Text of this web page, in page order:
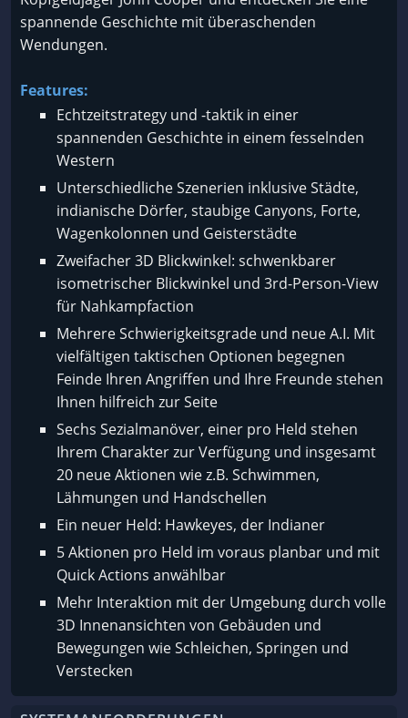
spannende Geschichte mit überaschenden
Wendungen.
Features:
Echtzeitstrategy und -taktik in einer
spannenden Geschichte in einem fesselnden
Western
Unterschiedliche Szenerien inklusive Städte,
indianische Dörfer, staubige Canyons, Forte,
Wagenkolonnen und Geisterstädte
Zweifacher 3D Blickwinkel: schwenkbarer
isometrischer Blickwinkel und 3rd-Person-View
für Nahkampfaction
Mehrere Schwierigkeitsgrade und neue A.I. Mit
vielfältigen taktischen Optionen begegnen
Feinde Ihren Angriffen und Ihre Freunde stehen
Ihnen hilfreich zur Seite
Sechs Sezialmanöver, einer pro Held stehen
Ihrem Charakter zur Verfügung und insgesamt
20 neue Aktionen wie z.B. Schwimmen,
Lähmungen und Handschellen
Ein neuer Held: Hawkeyes, der Indianer
5 Aktionen pro Held im voraus planbar und mit
Quick Actions anwählbar
Mehr Interaktion mit der Umgebung durch volle
3D Innenansichten von Gebäuden und
Bewegungen wie Schleichen, Springen und
Verstecken